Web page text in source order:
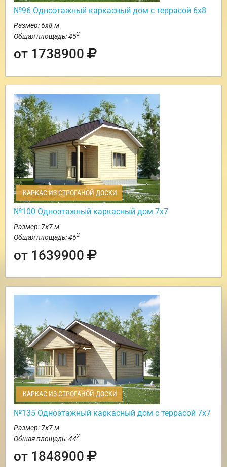
№96 Одноэтажный каркасный дом с террасой 6х8
Размер: 6х8 м
Общая площадь: 452
от 1738900
КАРКАС ИЗ СТРОГАНОЙ ДОСКИ
№100 Одноэтажный каркасный дом 7х7
Размер: 7х7 м
Общая площадь: 462
от 1639900
КАРКАС ИЗ СТРОГАНОЙ ДОСКИ
№135 Одноэтажный каркасный дом с террасой 7х7
Размер: 7х7 м
Общая площадь: 442
от 1848900